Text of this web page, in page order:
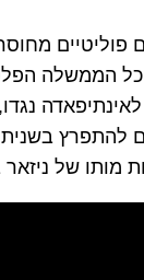
הממשלה
בשנית,
מותו של